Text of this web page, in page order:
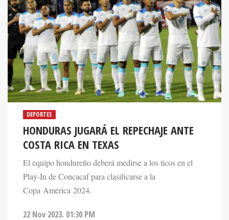
DEPORTES
HONDURAS JUGARÁ EL REPECHAJE ANTE
COSTA RICA EN TEXAS
El equipo hondureño deberá medirse a los ticos en el
Play-In de Concacaf para clasificarse a la
Copa América 2024.